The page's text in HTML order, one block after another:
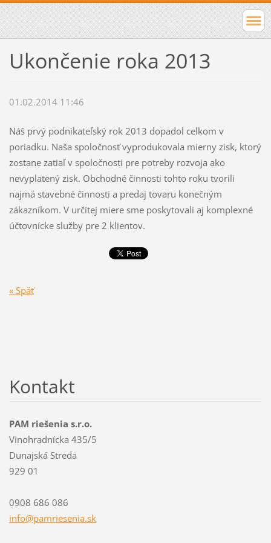
Ukončenie roka 2013
01.02.2014 11:46
Náš prvý podnikateľský rok 2013 dopadol celkom v
poriadku. Naša spoločnosť vyprodukovala mierny zisk, ktorý
zostane zatiaľ v spoločnosti pre potreby rozvoja ako
nevyplatený zisk. Obchodné činnosti tohto roku tvorili
najmä stavebné činnosti a predaj tovaru konečným
zákazníkom. V určitej miere sme poskytovali aj komplexné
účtovnícke služby pre 2 klientov.
« Späť
Kontakt
PAM riešenia s.r.o.
Vinohradnícka 435/5
Dunajská Streda
929 01
0908 686 086
info@pamriesenia.sk